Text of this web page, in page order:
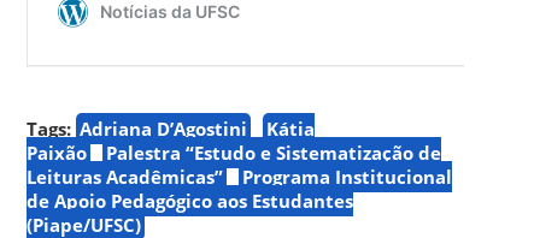
Tags: Adriana D’Agostini
Kátia
Paixão
Palestra “Estudo e Sistematização de
Leituras Acadêmicas”
Programa Institucional
de Apoio Pedagógico aos Estudantes
(Piape/UFSC)